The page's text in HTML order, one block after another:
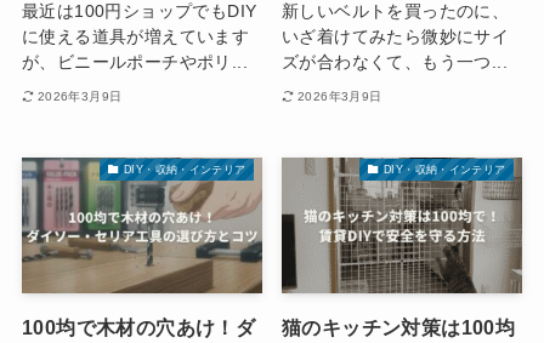
最近は100円ショップでもDIY
に使える道具が増えています
が、ビニールポーチやポリ...
2026年3月9日
新しいベルトを買ったのに、
いざ着けてみたら微妙にサイ
ズが合わなくて、もう一つ...
2026年3月9日
DIY・収納・インテリア
100均で木材の穴あけ！ダ
DIY・収納・インテリア
猫のキッチン対策は100均